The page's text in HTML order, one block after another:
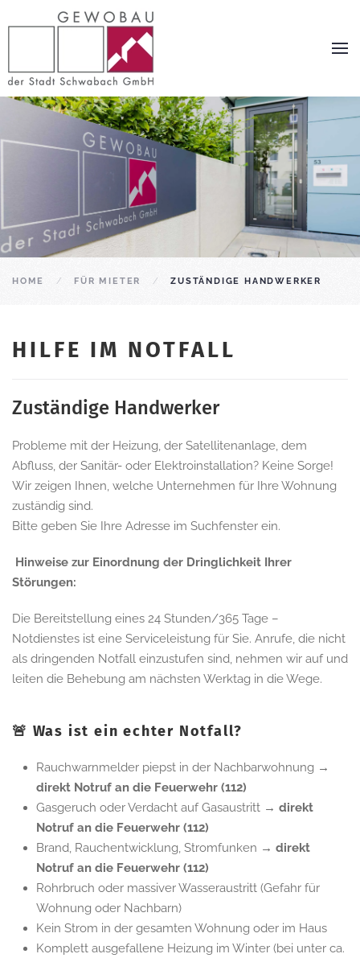
Zum Hauptinhalt springen
HOME FÜR MIETER ZUSTÄNDIGE HANDWERKER
HILFE IM NOTFALL
Zuständige Handwerker
Probleme mit der Heizung, der Satellitenanlage, dem
Abfluss, der Sanitär- oder Elektroinstallation? Keine Sorge!
Wir zeigen Ihnen, welche Unternehmen für Ihre Wohnung
zuständig sind.
Bitte geben Sie Ihre Adresse im Suchfenster ein.
Hinweise zur Einordnung der Dringlichkeit Ihrer
Störungen:
Die Bereitstellung eines 24 Stunden/365 Tage –
Notdienstes ist eine Serviceleistung für Sie. Anrufe, die nicht
als dringenden Notfall einzustufen sind, nehmen wir auf und
leiten die Behebung am nächsten Werktag in die Wege.
🚨 Was ist ein echter Notfall?
Rauchwarnmelder piepst in der Nachbarwohnung →
direkt Notruf an die Feuerwehr (112)
Gasgeruch oder Verdacht auf Gasaustritt → direkt
Notruf an die Feuerwehr (112)
Brand, Rauchentwicklung, Stromfunken → direkt
Notruf an die Feuerwehr (112)
Rohrbruch oder massiver Wasseraustritt (Gefahr für
Wohnung oder Nachbarn)
Kein Strom in der gesamten Wohnung oder im Haus
Komplett ausgefallene Heizung im Winter (bei unter ca.